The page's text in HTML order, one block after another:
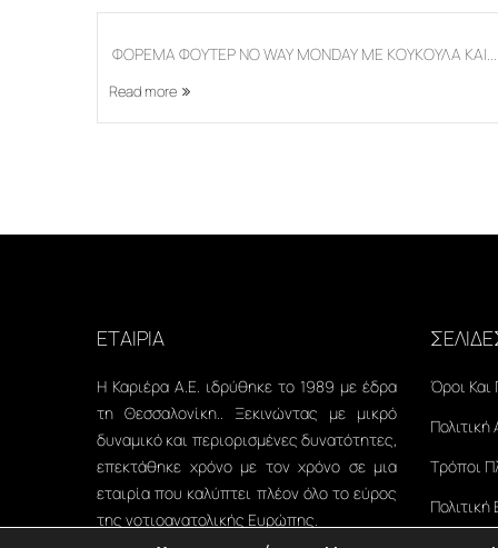
ΦΟΡΕΜΑ ΦΟΥΤΕΡ NO WAY MONDAY ΜΕ ΚΟΥΚΟΥΛΑ ΚΑΙ...
Read more
ΕΤΑΙΡΙΑ
Η Καριέρα Α.Ε. ιδρύθηκε το 1989 με έδρα
τη Θεσσαλονίκη.. Ξεκινώντας με μικρό
δυναμικό και περιορισμένες δυνατότητες,
επεκτάθηκε χρόνο με τον χρόνο σε μια
εταιρία που καλύπτει πλέον όλο το εύρος
της νοτιοανατολικής Ευρώπης.
Όροι Και
Τρόποι